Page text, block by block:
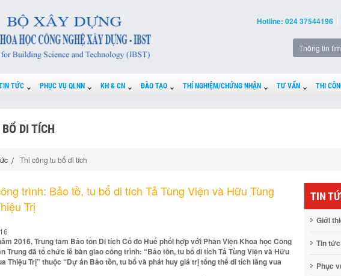
Hotline: 024 37544196
TỨC PHỤC VỤ QLNN KH & CN ĐÀO TẠO THÍ NGHIỆM/CHỨNG NHẬN TƯ VẤN THI
DI TÍCH
Thi công tu bổ di tích
trình: Bảo tồ, tu bổ di tích Tả Tùng Viện và Hữu Tùng
Trị
2016, Trung tâm Bảo tồn Di tích Cố đô Huế phối hợp với Phân Viện Khoa học Công
Trung đã tổ chức lễ bàn giao công trình: “Bảo tồn, tu bổ di tích Tả Tùng Viện và Hữu
Thiệu Trị” thuộc “Dự án Bảo tồn, tu bổ và phát huy giá trị tổng thể di tích lăng vua
TIN
Giới
Tin tức
Phục